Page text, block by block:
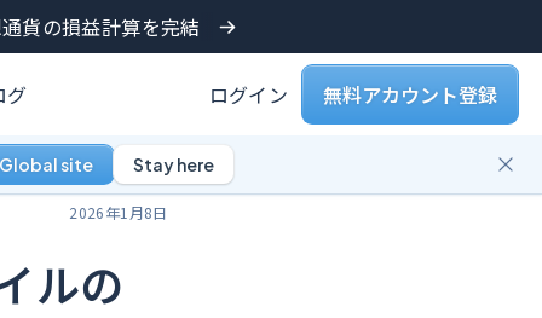
貨の損益計算を完結
グ ログイン 無料アカウント登録
site Stay here
2026年1月8日
ルの